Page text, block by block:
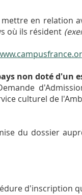
en relation
où ils résident
non doté d'un
culturel de
du dossier
d'inscription